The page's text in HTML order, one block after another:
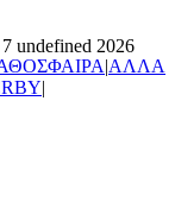
undefined 2026
|ΑΛΛΑ
|